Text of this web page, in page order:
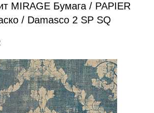
MIRAGE Бумага / PAPIER
/ Damasco 2 SP SQ